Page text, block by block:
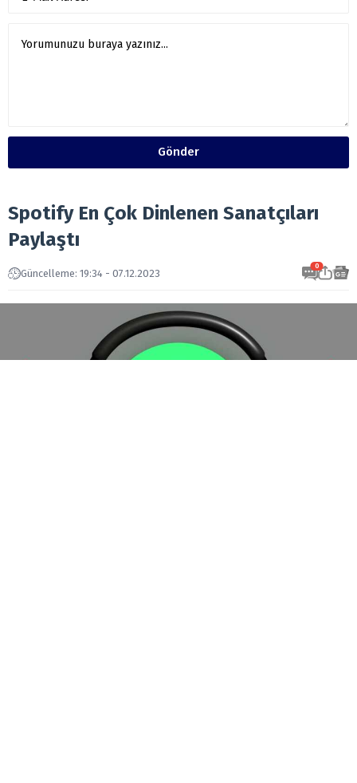
Gönder
Spotify En Çok Dinlenen Sanatçıları
Paylaştı
Güncelleme: 19:34 - 07.12.2023
0